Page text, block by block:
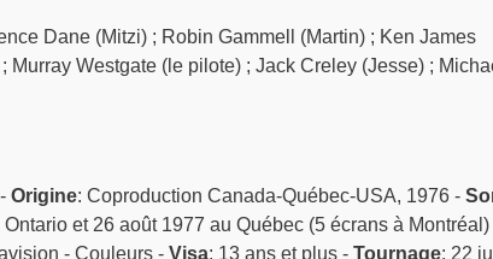
Dane (Mitzi) ; Robin Gammell (Martin) ; Ken James
Murray Westgate (le pilote) ; Jack Creley (Jesse) ;
Origine: Coproduction Canada-Québec-USA, 1976 -
et 26 août 1977 au Québec (5 écrans à Montréal)
- Couleurs - Visa: 13 ans et plus - Tournage: 22